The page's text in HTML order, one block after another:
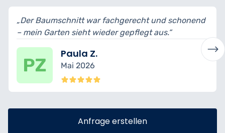
„Der Baumschnitt war fachgerecht und schonend
– mein Garten sieht wieder gepflegt aus.“
Paula Z.
Mai 2026
Anfrage erstellen